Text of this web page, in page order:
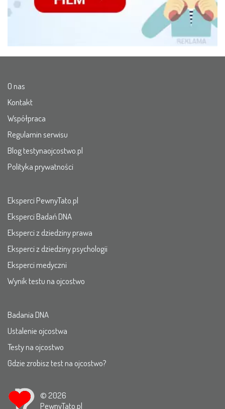
O nas
Kontakt
Współpraca
Regulamin serwisu
Blog testynaojcostwo.pl
Polityka prywatności
Eksperci PewnyTato.pl
Eksperci Badań DNA
Eksperci z dziedziny prawa
Eksperci z dziedziny psychologii
Eksperci medyczni
Wynik testu na ojcostwo
Badania DNA
Ustalenie ojcostwa
Testy na ojcostwo
Gdzie zrobisz test na ojcostwo?
© 2026
PewnyTato.pl